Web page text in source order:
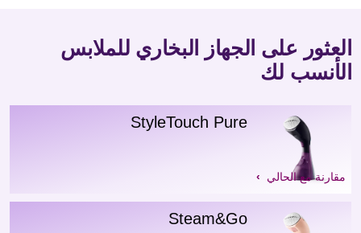
العثور على الجهاز البخاري للملابس
الأنسب لك
StyleTouch Pure
مقارنة مع الحالي
Steam&Go